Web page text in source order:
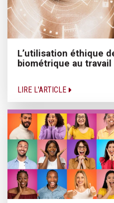
L’utilisation éthique
biométrique au travail
LIRE L'ARTICLE